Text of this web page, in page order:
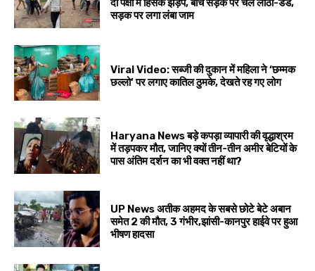
दो पक्षों में हिंसक झड़प, बीच सड़क पर चले लाठी-डंडे,
सड़क पर लगा लंबा जाम
Viral Video: सब्जी की दुकान में महिला ने ‘छम्मक
छल्लो’ पर लगाए कातिल ठुमके, देखते रह गए लोग
Haryana News बड़े कपड़ा व्यापारी की वृद्धाश्रम
में तड़पकर मौत, जानिए क्यों तीन-तीन अमीर बेटियों के
पास अंतिम दर्शन का भी वक्त नहीं था?
UP News अतीक अहमद के सबसे छोटे बेटे अबान
समेत 2 की मौत, 3 गंभीर,झांसी-कानपुर हाईवे पर हुआ
भीषण हादसा